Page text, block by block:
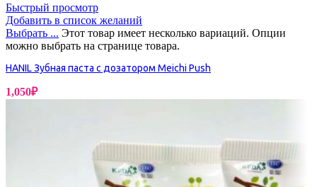
Быстрый просмотр
Добавить в список желаний
Выбрать ... Этот товар имеет несколько вариаций. Опции
можно выбрать на странице товара.
HANIL Зубная паста с дозатором Meichi Push
1,050₽